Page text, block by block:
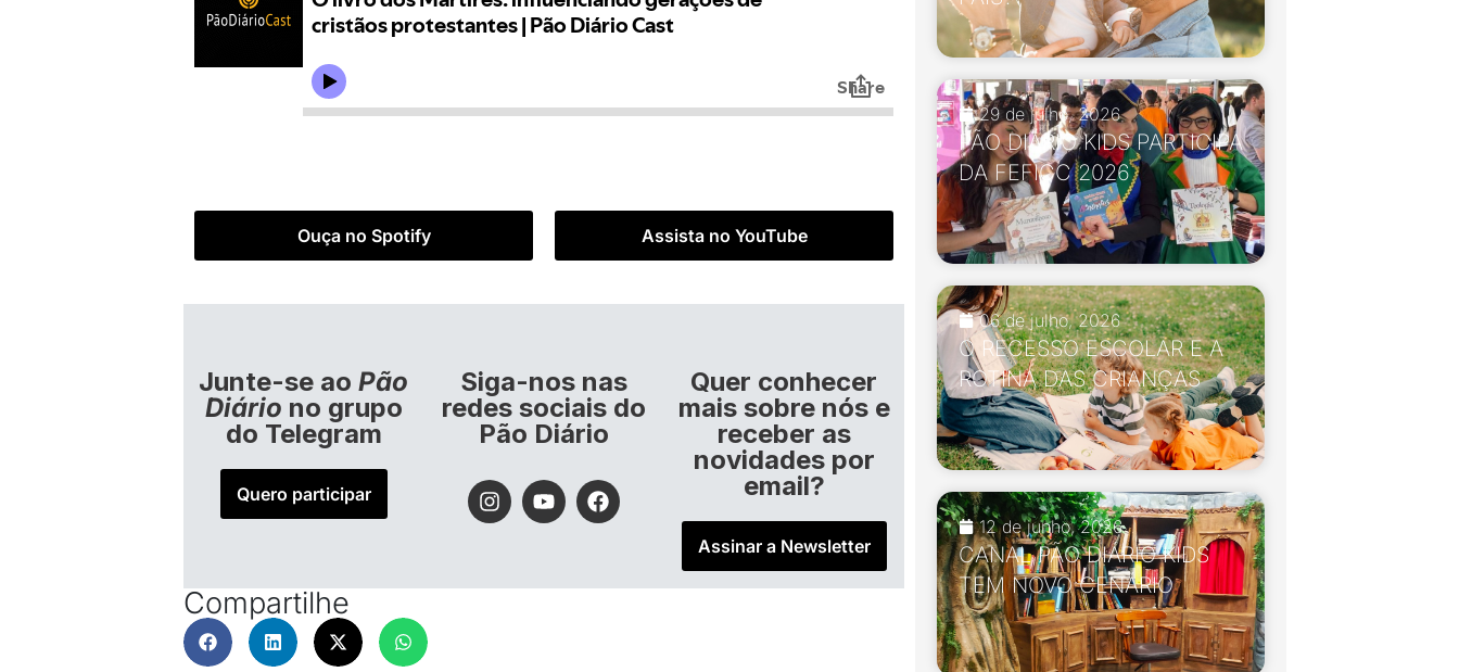
Ouça no Spotify Assista no YouTube
Junte-se aoPão
Diário no grupo
do Telegram
Quero participar
Siga-nos nas
redes sociais do
Pão Diário
Quer conhecer
mais sobre nós e
receber as
novidades por
email?
Assinar a Newsletter
Compartilhe
29 de julho, 2026
PÃO DIÁRIO KIDS PARTICIPA
DA FEFICC 2026
06 de julho, 2026
O RECESSO ESCOLAR E A
ROTINA DAS CRIANÇAS
12 de junho, 2026
CANAL PÃO DIÁRIO KIDS
TEM NOVO CENÁRIO